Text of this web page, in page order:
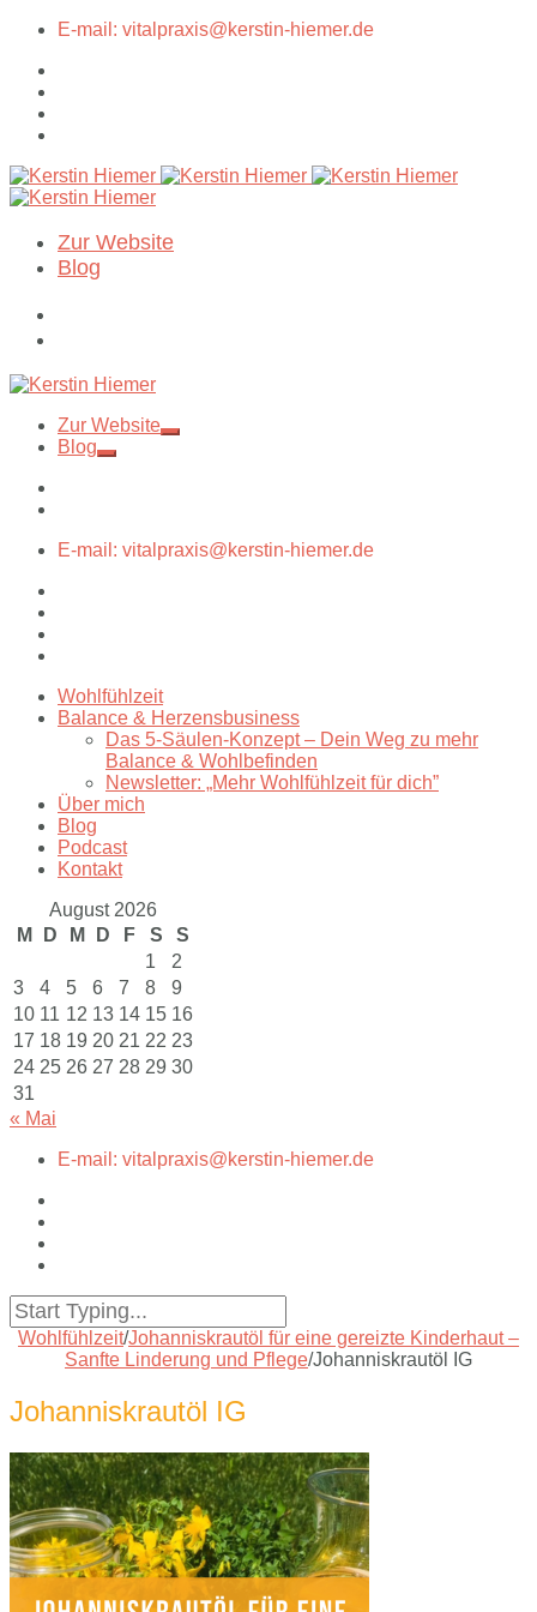
E-mail: vitalpraxis@kerstin-hiemer.de
Zur Website
Blog
Zur Website
Blog
E-mail: vitalpraxis@kerstin-hiemer.de
Wohlfühlzeit
Balance & Herzensbusiness
Das 5-Säulen-Konzept – Dein Weg zu mehr
Balance & Wohlbefinden
Newsletter: „Mehr Wohlfühlzeit für dich”
Über mich
Blog
Podcast
Kontakt
August 2026
M
D M D F S
S
1
2
3
4 5 6 7 8
9
10 11 12 13 14 15 16
17 18 19 20 21 22 23
24 25 26 27 28 29 30
31
« Mai
E-mail: vitalpraxis@kerstin-hiemer.de
Wohlfühlzeit/Johanniskrautöl für eine gereizte Kinderhaut –
Sanfte Linderung und Pflege/Johanniskrautöl IG
Johanniskrautöl IG